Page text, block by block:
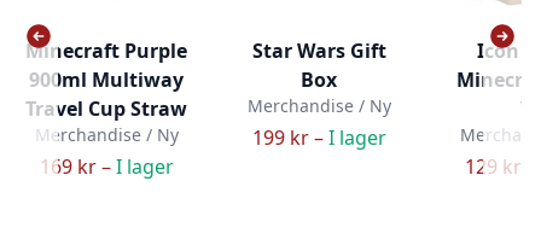
Minecraft Purple
900ml Multiway
Travel Cup Straw
Merchandise / Ny
169 kr –I lager
Star Wars Gift
Box
Merchandise / Ny
199 kr –I lager
Icon
129 kr –